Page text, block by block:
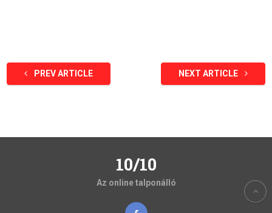
PREV ARTICLE NEXT ARTICLE
10/10
Az online talponálló